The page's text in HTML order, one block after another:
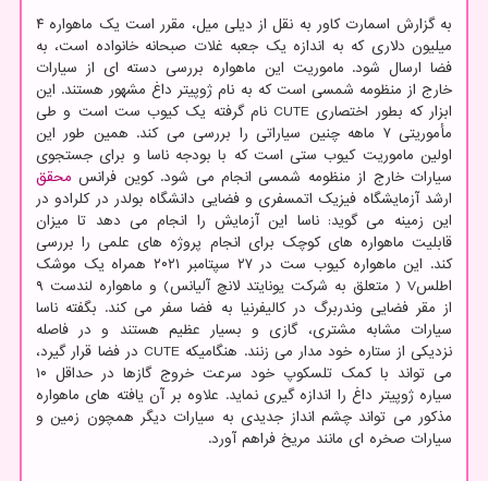
به گزارش اسمارت کاور به نقل از دیلی میل، مقرر است یک ماهواره ۴
میلیون دلاری که به اندازه یک جعبه غلات صبحانه خانواده است، به
فضا ارسال شود. ماموریت این ماهواره بررسی دسته ای از سیارات
خارج از منظومه شمسی است که به نام ژوپیتر داغ مشهور هستند. این
ابزار که بطور اختصاری CUTE نام گرفته یک کیوب ست است و طی
مأموریتی ۷ ماهه چنین سیاراتی را بررسی می کند. همین طور این
اولین ماموریت کیوب ستی است که با بودجه ناسا و برای جستجوی
سیارات خارج از منظومه شمسی انجام می شود. کوین فرانس محقق
ارشد آزمایشگاه فیزیک اتمسفری و فضایی دانشگاه بولدر در کلرادو در
این زمینه می گوید: ناسا این آزمایش را انجام می دهد تا میزان
قابلیت ماهواره های کوچک برای انجام پروژه های علمی را بررسی
کند. این ماهواره کیوب ست در ۲۷ سپتامبر ۲۰۲۱ همراه یک موشک
اطلسV ( متعلق به شرکت یونایتد لانچ آلیانس) و ماهواره لندست ۹
از مقر فضایی وندربرگ در کالیفرنیا به فضا سفر می کند. بگفته ناسا
سیارات مشابه مشتری، گازی و بسیار عظیم هستند و در فاصله
نزدیکی از ستاره خود مدار می زنند. هنگامیکه CUTE در فضا قرار گیرد،
می تواند با کمک تلسکوپ خود سرعت خروج گازها در حداقل ۱۰
سیاره ژوپیتر داغ را اندازه گیری نماید. علاوه بر آن یافته های ماهواره
مذکور می تواند چشم انداز جدیدی به سیارات دیگر همچون زمین و
سیارات صخره ای مانند مریخ فراهم آورد.